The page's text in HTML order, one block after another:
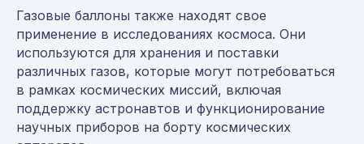
Газовые баллоны также находят свое
применение в исследованиях космоса. Они
используются для хранения и поставки
различных газов, которые могут потребоваться
в рамках космических миссий, включая
поддержку астронавтов и функционирование
научных приборов на борту космических